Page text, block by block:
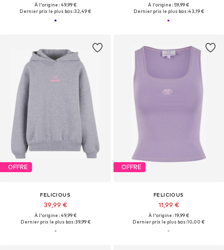
À l'origine : 49,99 €
Dernier prix le plus bas :32,49 €
À l'origine : 59,99 €
Dernier prix le plus bas :43,19 €
OFFRE
FELICIOUS
39,99 €
À l'origine : 49,99 €
Dernier prix le plus bas :39,99 €
OFFRE
FELICIOUS
11,99 €
À l'origine : 19,99 €
Dernier prix le plus bas :10,00 €